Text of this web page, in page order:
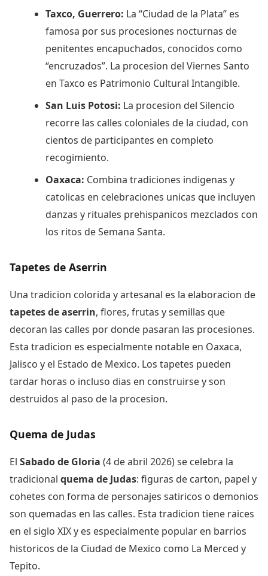
Taxco, Guerrero: La “Ciudad de la Plata” es
famosa por sus procesiones nocturnas de
penitentes encapuchados, conocidos como
“encruzados”. La procesion del Viernes Santo
en Taxco es Patrimonio Cultural Intangible.
San Luis Potosi: La procesion del Silencio
recorre las calles coloniales de la ciudad, con
cientos de participantes en completo
recogimiento.
Oaxaca: Combina tradiciones indigenas y
catolicas en celebraciones unicas que incluyen
danzas y rituales prehispanicos mezclados con
los ritos de Semana Santa.
Tapetes de Aserrin
Una tradicion colorida y artesanal es la elaboracion de
tapetes de aserrin, flores, frutas y semillas que
decoran las calles por donde pasaran las procesiones.
Esta tradicion es especialmente notable en Oaxaca,
Jalisco y el Estado de Mexico. Los tapetes pueden
tardar horas o incluso dias en construirse y son
destruidos al paso de la procesion.
Quema de Judas
El Sabado de Gloria (4 de abril 2026) se celebra la
tradicional quema de Judas: figuras de carton, papel y
cohetes con forma de personajes satiricos o demonios
son quemadas en las calles. Esta tradicion tiene raices
en el siglo XIX y es especialmente popular en barrios
historicos de la Ciudad de Mexico como La Merced y
Tepito.